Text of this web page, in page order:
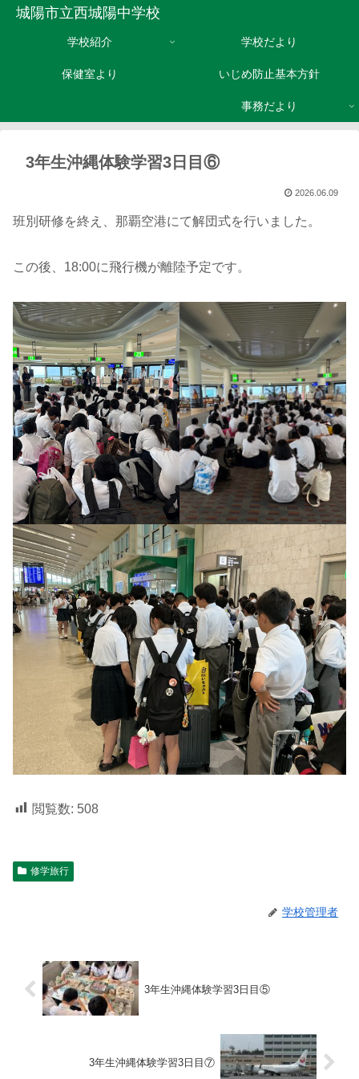
城陽市立西城陽中学校
学校紹介 学校だより
保健室より いじめ防止基本方針
事務だより
3年生沖縄体験学習3日目⑥
2026.06.09
班別研修を終え、那覇空港にて解団式を行いました。
この後、18:00に飛行機が離陸予定です。
閲覧数: 508
修学旅行
学校管理者
3年生沖縄体験学習3日目⑤
3年生沖縄体験学習3日目⑦